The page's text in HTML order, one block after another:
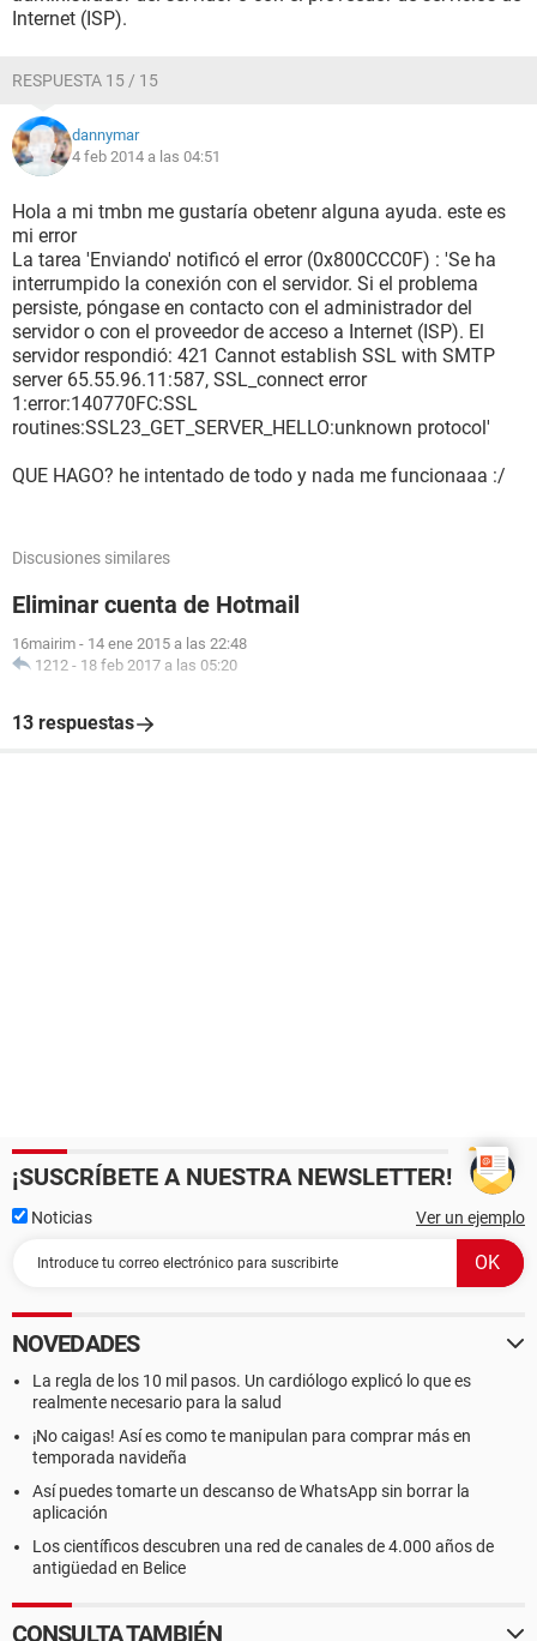
Internet (ISP).
RESPUESTA 15 / 15
dannymar
4 feb 2014 a las 04:51
Hola a mi tmbn me gustaría obetenr alguna ayuda. este es
mi error
La tarea 'Enviando' notificó el error (0x800CCC0F) : 'Se ha
interrumpido la conexión con el servidor. Si el problema
persiste, póngase en contacto con el administrador del
servidor o con el proveedor de acceso a Internet (ISP). El
servidor respondió: 421 Cannot establish SSL with SMTP
server 65.55.96.11:587, SSL_connect error
1:error:140770FC:SSL
routines:SSL23_GET_SERVER_HELLO:unknown protocol'
QUE HAGO? he intentado de todo y nada me funcionaaa :/
Discusiones similares
Eliminar cuenta de Hotmail
16mairim - 14 ene 2015 a las 22:48
1212 - 18 feb 2017 a las 05:20
13 respuestas
¡SUSCRÍBETE A NUESTRA NEWSLETTER!
Noticias Ver un ejemplo
NOVEDADES
La regla de los 10 mil pasos. Un cardiólogo explicó lo que es
realmente necesario para la salud
¡No caigas! Así es como te manipulan para comprar más en
temporada navideña
Así puedes tomarte un descanso de WhatsApp sin borrar la
aplicación
Los científicos descubren una red de canales de 4.000 años de
antigüedad en Belice
CONSULTA TAMBIÉN